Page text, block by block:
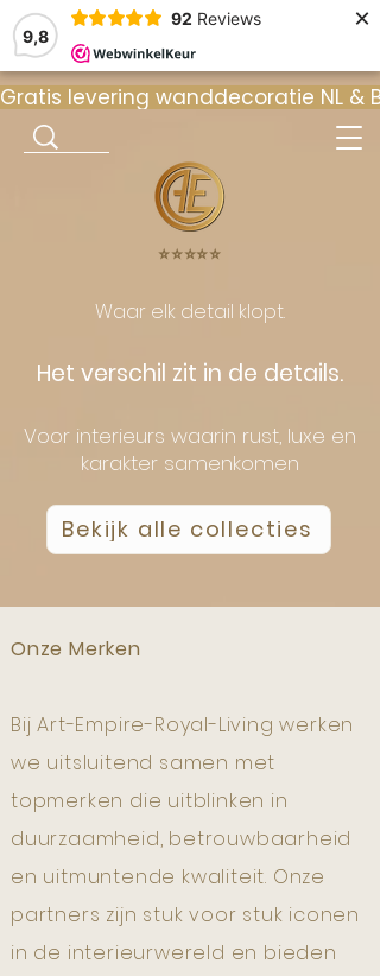
9,8
92 Reviews ×
Gratis levering wanddecoratie NL
⭐️⭐️⭐️⭐️⭐️
Waar elk detail klopt.
Het verschil zit in de details.
Voor interieurs waarin rust, luxe en
karakter samenkomen
Bekijk alle collecties
Onze Merken
Bij Art-Empire-Royal-Living werken
we uitsluitend samen met
topmerken die uitblinken in
duurzaamheid, betrouwbaarheid
en uitmuntende kwaliteit. Onze
partners zijn stuk voor stuk iconen
in de interieurwereld en bieden